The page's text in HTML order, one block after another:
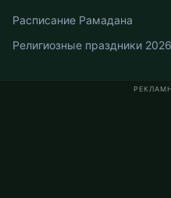
Расписание Рамадана
Религиозные праздники 2026
Время намаза в